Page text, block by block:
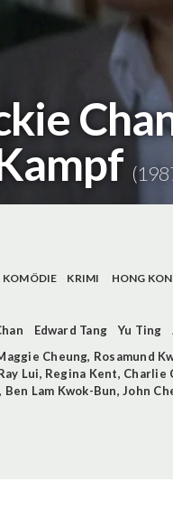
KOMÖDIE KRIMI
HONG
Edward Tang Yu Ting
Cheung, Rosamund
Lui, Regina Kent, Charlie
, Ben Lam Kwok-Bun,John